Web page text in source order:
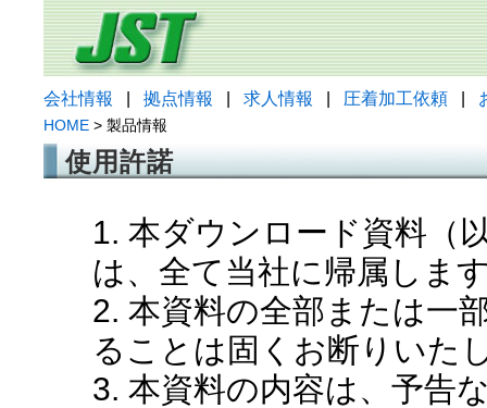
会社情報 拠点情報 求人情報 圧着加工依頼
HOME > 製品情報
使用許諾
1. 本ダウンロード資料（
は、全て当社に帰属しま
2. 本資料の全部または一
ることは固くお断りいた
3. 本資料の内容は、予告